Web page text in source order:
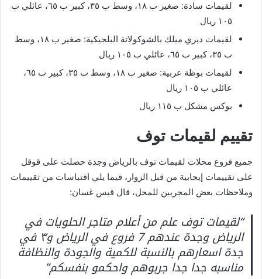
لقيمات سادة: صغير ب ١٨، وسط ب ٣٥، كبير ب ٦٥، عائلي ب
١٠٥ ريال
لقيمات ديري ميلك بالشوكولاتة البلجيكية: صغير ب ١٨، وسط
ب ٣٥، كبير ب ٦٥، عائلي ب ١٠٥ ريال
لقيمات بوظة عربية: صغير ب ١٨، وسط ب ٣٥، كبير ب ٦٥،
عائلي ب ١٠٥ ريال
بوكس مشكل ب ١١٥ ريال
تقييم لقيمات توف
جميع فروع محلات لقيمات توف بالرياض وجدة حصلت على قوقل
على تقييمات إيجابية من قبل الزوار، فيما يلي اقتباسات من تقييمات
وملاحظات بعض المجربين للمحل، قال قيس غسان:
“لقيمات توف علم من أعلام متاجر الحلويات في
الرياض وجدة عندهم 7 فروع في الرياض و٣ في
جدة اسعارهم بالنسبة للكمية والجودة والنظافة
مناسبه جدا جدا جربوهم واحكمو بنفسكم”